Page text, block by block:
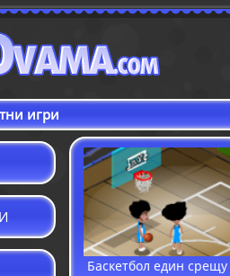
игри
Баскетбол един срещу